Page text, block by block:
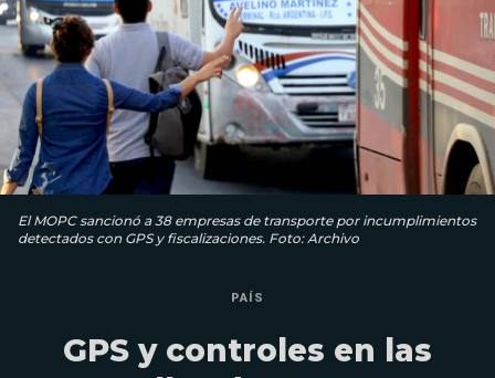
El MOPC sancionó a 38 empresas de transporte por incumplimientos
detectados con GPS y fiscalizaciones. Foto: Archivo
PAÍS
GPS y controles en las